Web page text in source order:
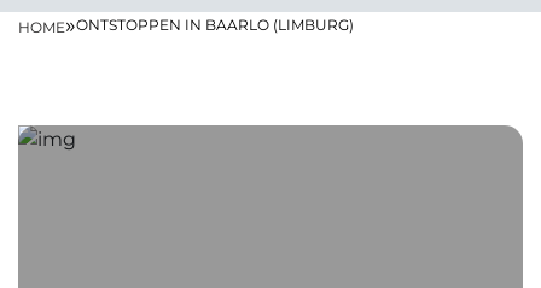
HOME»ONTSTOPPEN IN BAARLO (LIMBURG)